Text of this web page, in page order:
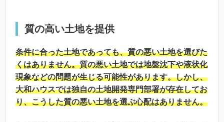
質の高い土地を提供
条件に合った土地であっても、質の悪い土地を選びた
くはありません。質の悪い土地では地盤沈下や液状化
現象などの問題が生じる可能性があります。しかし、
大和ハウスでは独自の土地開発専門部署が存在してお
り、こうした質の悪い土地を選ぶ心配はありません。